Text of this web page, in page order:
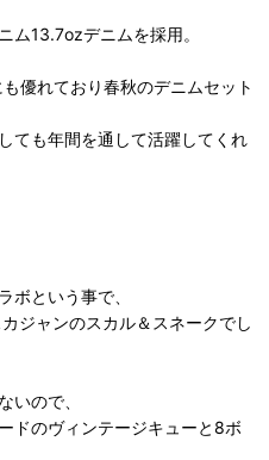
ム13.7ozデニムを採用。
優れており春秋のデニムセット
ても年間を通して活躍してくれ
ボという事で、
ジャンのスカル＆スネークでし
いので、
ドのヴィンテージキューと8ボ